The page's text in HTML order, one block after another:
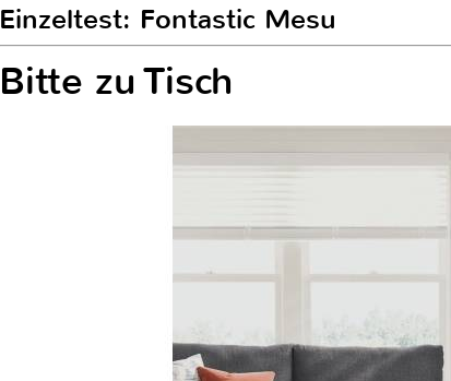
Einzeltest: Fontastic Mesu
Bitte zu Tisch